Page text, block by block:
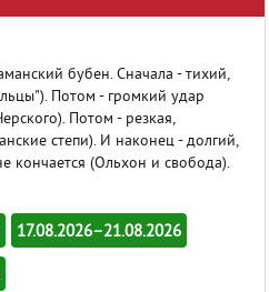
бубен. Сначала - тихий,
Потом - громкий удар
Потом - резкая,
степи). И наконец - долгий,
кончается (Ольхон и свобода).
17.08.2026–21.08.2026